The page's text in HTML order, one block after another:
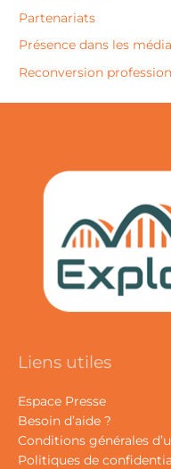
Partenariats
Présence dans les
Reconversion
Liens utiles
Espace Presse
Besoin d’aide ?
Conditions générales
Politiques de